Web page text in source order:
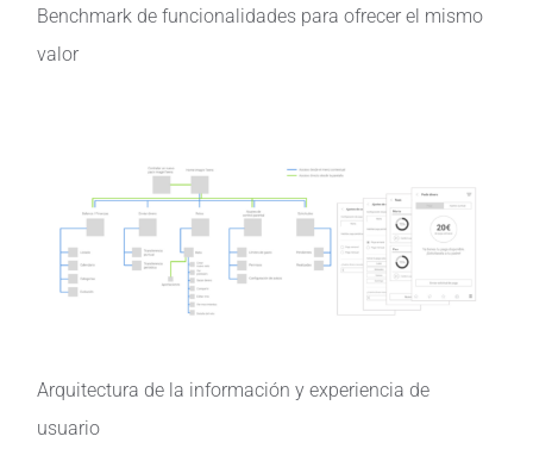
Benchmark de funcionalidades para ofrecer el mismo
valor
Arquitectura de la información y experiencia de
usuario